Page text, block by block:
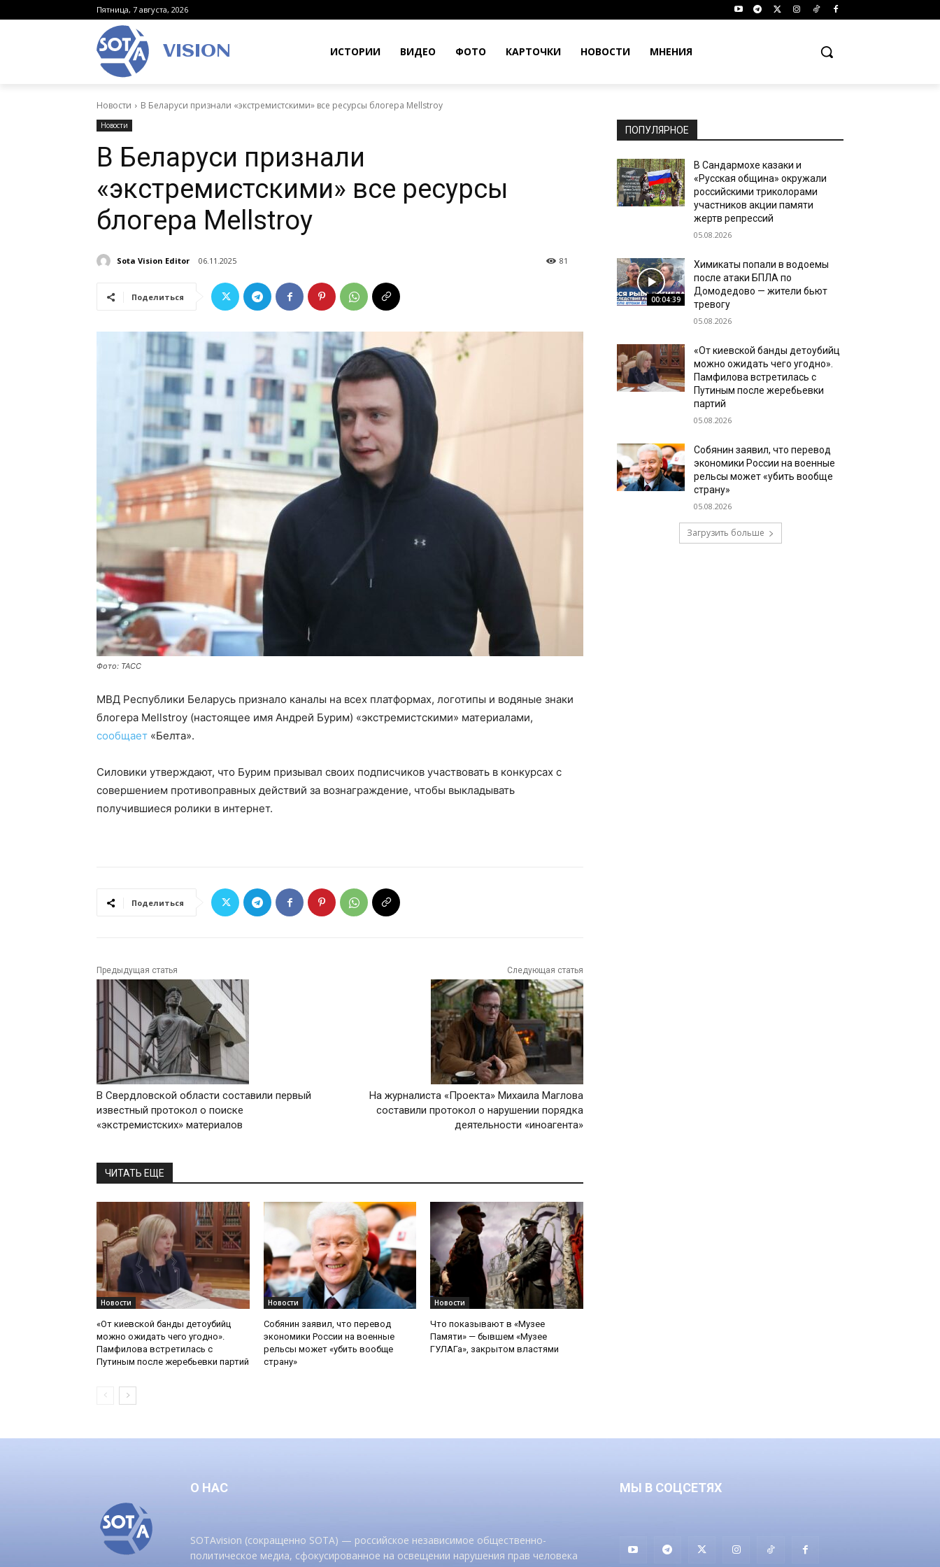
Пятница, 7 августа, 2026
VISION ИСТОРИИ ВИДЕО ФОТО КАРТОЧКИ НОВОСТИ МНЕНИЯ
Новости В Беларуси признали «экстремистскими» все ресурсы блогера Mellstroy
Новости
В Беларуси признали
«экстремистскими» все ресурсы
блогера Mellstroy
Sota Vision Editor 06.11.2025 81
Поделиться
Фото: ТАСС
МВД Республики Беларусь признало каналы на всех платформах, логотипы и водяные знаки
блогера Mellstroy (настоящее имя Андрей Бурим) «экстремистскими» материалами,
сообщает «Белта».
Силовики утверждают, что Бурим призывал своих подписчиков участвовать в конкурсах с
совершением противоправных действий за вознаграждение, чтобы выкладывать
получившиеся ролики в интернет.
Поделиться
Предыдущая статья
В Свердловской области составили первый
известный протокол о поиске
«экстремистских» материалов
Следующая статья
На журналиста «Проекта» Михаила Маглова
составили протокол о нарушении порядка
деятельности «иноагента»
ЧИТАТЬ ЕЩЕ
Новости
«От киевской банды детоубийц
можно ожидать чего угодно».
Памфилова встретилась с
Путиным после жеребьевки партий
Новости
Собянин заявил, что перевод
экономики России на военные
рельсы может «убить вообще
страну»
Новости
Что показывают в «Музее
Памяти» — бывшем «Музее
ГУЛАГа», закрытом властями
ПОПУЛЯРНОЕ
В Сандармохе казаки и
«Русская община» окружали
российскими триколорами
участников акции памяти
жертв репрессий
05.08.2026
00:04:39
Химикаты попали в водоемы
после атаки БПЛА по
Домодедово — жители бьют
тревогу
05.08.2026
«От киевской банды детоубийц
можно ожидать чего угодно».
Памфилова встретилась с
Путиным после жеребьевки
партий
05.08.2026
Собянин заявил, что перевод
экономики России на военные
рельсы может «убить вообще
страну»
05.08.2026
Загрузить больше
О НАС
SOTAvision (сокращенно SOTA) — российское независимое общественно-
политическое медиа, сфокусированное на освещении нарушения прав человека
МЫ В СОЦСЕТЯХ